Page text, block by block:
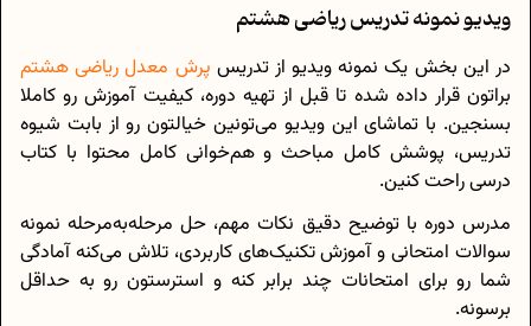
ویدیو نمونه تدریس ریاضی هشتم
در این بخش یک نمونه ویدیو از تدریس پرش معدل ریاضی هشتم
براتون قرار داده شده تا قبل از تهیه دوره، کیفیت آموزش رو کاملا
بسنجین. با تماشای این ویدیو می‌تونین خیالتون رو از بابت شیوه
تدریس، پوشش کامل مباحث و هم‌خوانی کامل محتوا با کتاب
درسی راحت کنین.
مدرس دوره با توضیح دقیق نکات مهم، حل مرحله‌به‌مرحله نمونه
سوالات امتحانی و آموزش تکنیک‌های کاربردی، تلاش می‌کنه آمادگی
شما رو برای امتحانات چند برابر کنه و استرستون رو به حداقل
برسونه.